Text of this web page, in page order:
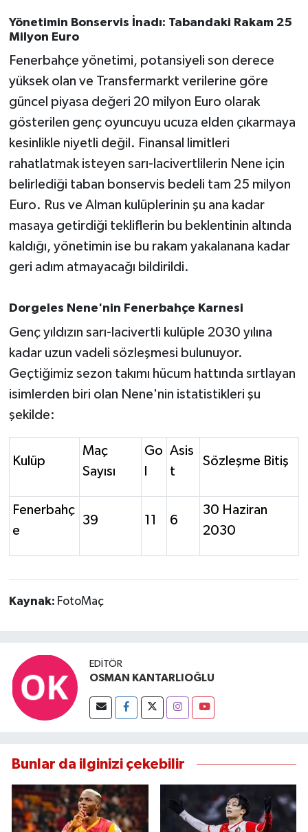
Yönetimin Bonservis İnadı: Tabandaki Rakam 25
Milyon Euro
Fenerbahçe yönetimi, potansiyeli son derece
yüksek olan ve Transfermarkt verilerine göre
güncel piyasa değeri 20 milyon Euro olarak
gösterilen genç oyuncuyu ucuza elden çıkarmaya
kesinlikle niyetli değil. Finansal limitleri
rahatlatmak isteyen sarı-lacivertlilerin Nene için
belirlediği taban bonservis bedeli tam 25 milyon
Euro. Rus ve Alman kulüplerinin şu ana kadar
masaya getirdiği tekliflerin bu beklentinin altında
kaldığı, yönetimin ise bu rakam yakalanana kadar
geri adım atmayacağı bildirildi.
Dorgeles Nene'nin Fenerbahçe Karnesi
Genç yıldızın sarı-lacivertli kulüple 2030 yılına
kadar uzun vadeli sözleşmesi bulunuyor.
Geçtiğimiz sezon takımı hücum hattında sırtlayan
isimlerden biri olan Nene'nin istatistikleri şu
şekilde:
Kulüp
Maç
Sayısı
Go Asis
t
Sözleşme Bitiş
Fenerbahç
e
39 11 6
30 Haziran
2030
Kaynak: FotoMaç
EDITÖR
OSMAN KANTARLIOĞLU
Bunlar da ilginizi çekebilir